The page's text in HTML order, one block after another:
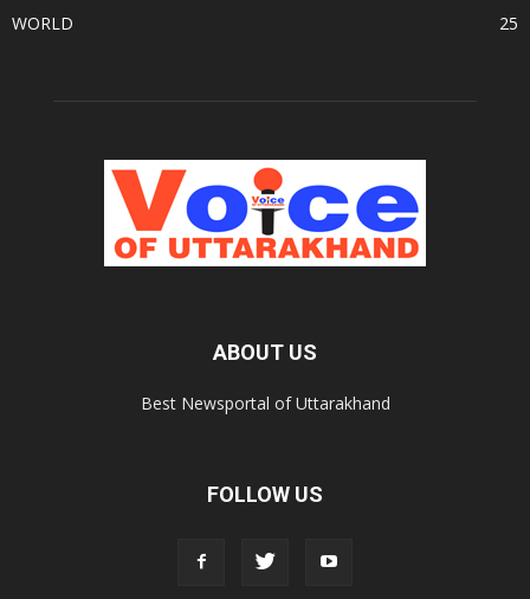
WORLD
25
ABOUT US
Best Newsportal of Uttarakhand
FOLLOW US